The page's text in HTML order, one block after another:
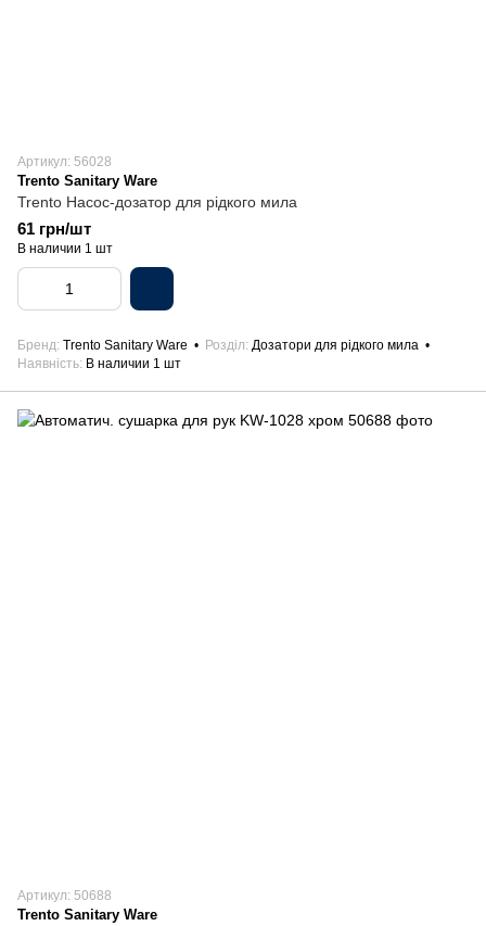
Артикул: 56028
Trento Sanitary Ware
Trento Насос-дозатор для рідкого мила
61 грн/шт
В наличии 1 шт
Бренд Trento Sanitary Ware Розділ Дозатори для рідкого мила
Наявність В наличии 1 шт
Артикул: 50688
Trento Sanitary Ware